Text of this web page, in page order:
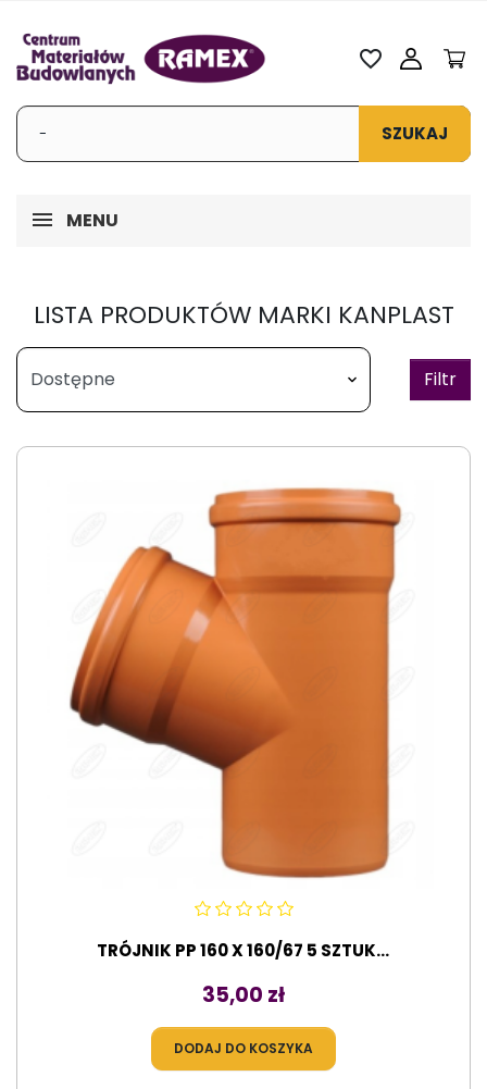
SZUKAJ
favorite_border
MENU
LISTA PRODUKTÓW MARKI KANPLAST
Filtr
TRÓJNIK PP 160 X 160/67 5 SZTUK...
Cena
35,00 zł
DODAJ DO KOSZYKA